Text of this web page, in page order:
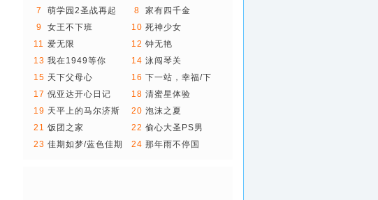
7
萌学园2圣战再起 8
家有四千金
9
女王不下班 10 死神少女
11 爱无限 12 钟无艳
13 我在1949等你 14 泳闯琴关
15 天下父母心 16 下一站，幸福/下
一..
17 倪亚达开心日记 18 清蜜星体验
19 天平上的马尔济斯 20 泡沫之夏
21 饭团之家 22 偷心大圣PS男
23 佳期如梦/蓝色佳期 24 那年雨不停国